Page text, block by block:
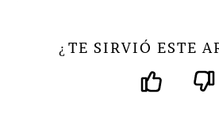
¿ TE SIRVIÓ ESTE